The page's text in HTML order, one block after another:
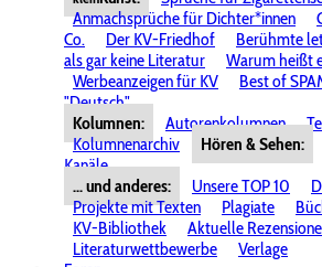
Anmachsprüche für Dichter*innen
Co.
Der KV-Friedhof Berühmte
als gar keine Literatur
Warum heißt
Werbeanzeigen für KV
Best of
"Deutsch"
Kolumnen:
Autorenkolumnen
Kolumnenarchiv
Hören & Sehen:
Kanäle
... und anderes:
Unsere TOP 10
Projekte mit Texten
Plagiate
KV-Bibliothek
Aktuelle
Literaturwettbewerbe
Verlage